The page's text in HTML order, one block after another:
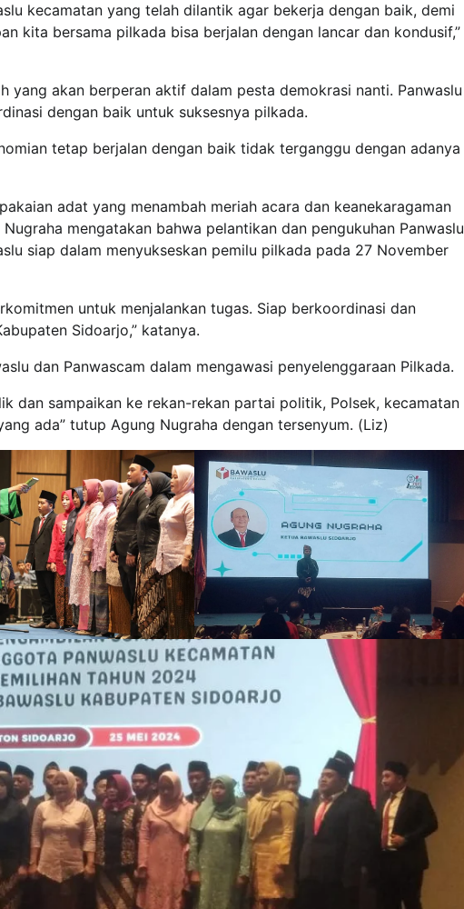
kecamatan yang telah dilantik agar bekerja dengan baik, demi
kita bersama pilkada bisa berjalan dengan lancar dan kondusif,”
yang akan berperan aktif dalam pesta demokrasi nanti. Panwaslu
dengan baik untuk suksesnya pilkada.
tetap berjalan dengan baik tidak terganggu dengan adanya
adat yang menambah meriah acara dan keanekaragaman
mengatakan bahwa pelantikan dan pengukuhan Panwaslu
siap dalam menyukseskan pemilu pilkada pada 27 November
untuk menjalankan tugas. Siap berkoordinasi dan
Sidoarjo,” katanya.
dan Panwascam dalam mengawasi penyelenggaraan Pilkada.
dan sampaikan ke rekan-rekan partai politik, Polsek, kecamatan
ada” tutup Agung Nugraha dengan tersenyum. (Liz)